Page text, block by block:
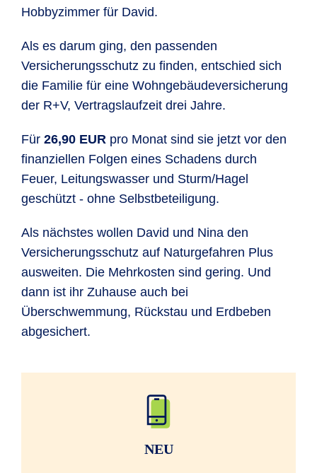
Hobbyzimmer für David.
Als es darum ging, den passenden
Versicherungsschutz zu finden, entschied sich
die Familie für eine Wohngebäudeversicherung
der R+V, Vertragslaufzeit drei Jahre.
Für 26,90 EUR pro Monat sind sie jetzt vor den
finanziellen Folgen eines Schadens durch
Feuer, Leitungswasser und Sturm/Hagel
geschützt - ohne Selbstbeteiligung.
Als nächstes wollen David und Nina den
Versicherungsschutz auf Naturgefahren Plus
ausweiten. Die Mehrkosten sind gering. Und
dann ist ihr Zuhause auch bei
Überschwemmung, Rückstau und Erdbeben
abgesichert.
NEU